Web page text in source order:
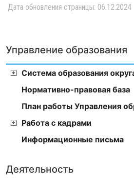
Управление образования
Система образования
Нормативно-правовая база
План работы Управления
Работа с кадрами
Информационные письма
Деятельность
Дата обновления страницы: 06.12.2024